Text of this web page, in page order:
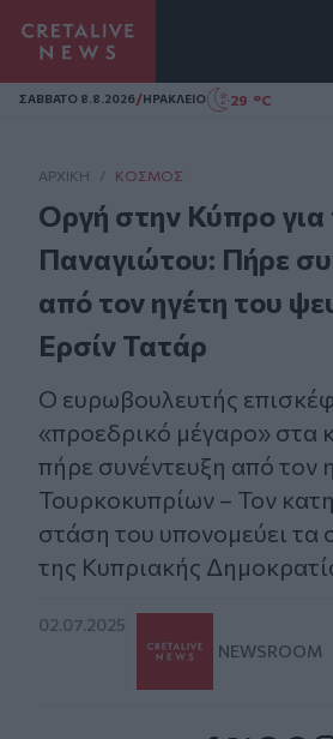
Homepage
ΣAΒΒΑΤΟ 8.8.2026/ΗΡΑΚΛΕΙΟ 29 °C
ΑΡΧΙΚΗ / ΚΌΣΜΟΣ
Οργή στην Κύπρο για
Παναγιώτου: Πήρε
από τον ηγέτη του
Ερσίν Τατάρ
Ο ευρωβουλευτής
«προεδρικό μέγαρο» στα
πήρε συνέντευξη από τον
Τουρκοκυπρίων – Τον
στάση του υπονομεύει τα
της Κυπριακής
02.07.2025
NEWSROOM